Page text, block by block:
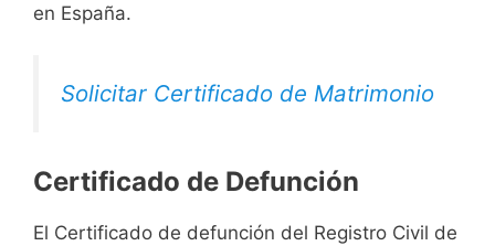
en España.
Solicitar Certificado de Matrimonio
Certificado de Defunción
El Certificado de defunción del Registro Civil de